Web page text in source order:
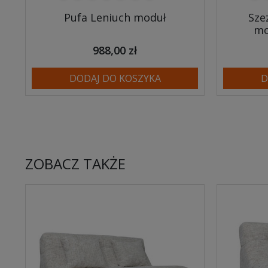
Pufa Leniuch moduł
988,00 zł
DODAJ DO KOSZYKA
ZOBACZ TAKŻE